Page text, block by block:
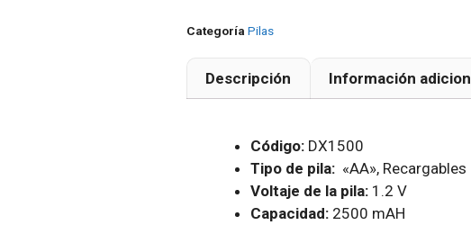
Categoría Pilas
Descripción Información
Código: DX1500
Tipo de pila: «AA», Recargables
Voltaje de la pila: 1.2 V
Capacidad: 2500 mAH